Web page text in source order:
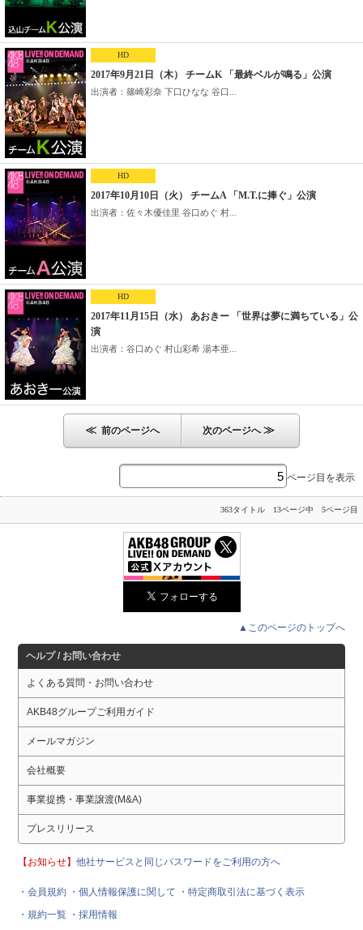
HD
2017年9月21日（木） チームK 「最終ベルが鳴る」公演
出演者：篠崎彩奈 下口ひなな 谷口...
HD
2017年10月10日（火） チームA 「M.T.に捧ぐ」公演
出演者：佐々木優佳里 谷口めぐ 村...
HD
2017年11月15日（水） あおきー 「世界は夢に満ちている」公
演
出演者：谷口めぐ 村山彩希 湯本亜...
≪ 前のページへ 次のページへ≫
ページ目を表示
363タイトル 13ページ中 5ページ目
▲このページのトップへ
ヘルプ / お問い合わせ
よくある質問・お問い合わせ
AKB48グループご利用ガイド
メールマガジン
会社概要
事業提携・事業譲渡(M&A)
プレスリリース
【お知らせ】他社サービスと同じパスワードをご利用の方へ
・会員規約 ・個人情報保護に関して
・特定商取引法に基づく表示
・規約一覧 ・採用情報